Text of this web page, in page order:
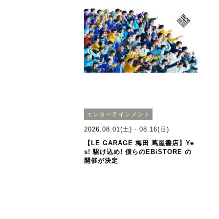
エンターテインメント
2026.08.01(土) - 08.16(日)
【LE GARAGE 梅田 蔦屋書店】Ye
s! 駆け込め! 僕らのEBiSTORE の
開催が決定